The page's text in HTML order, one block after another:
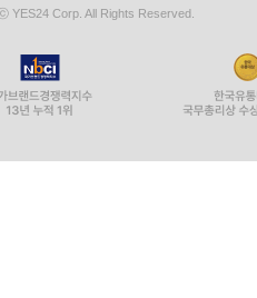
YES24 Corp. All Rights Reserved.